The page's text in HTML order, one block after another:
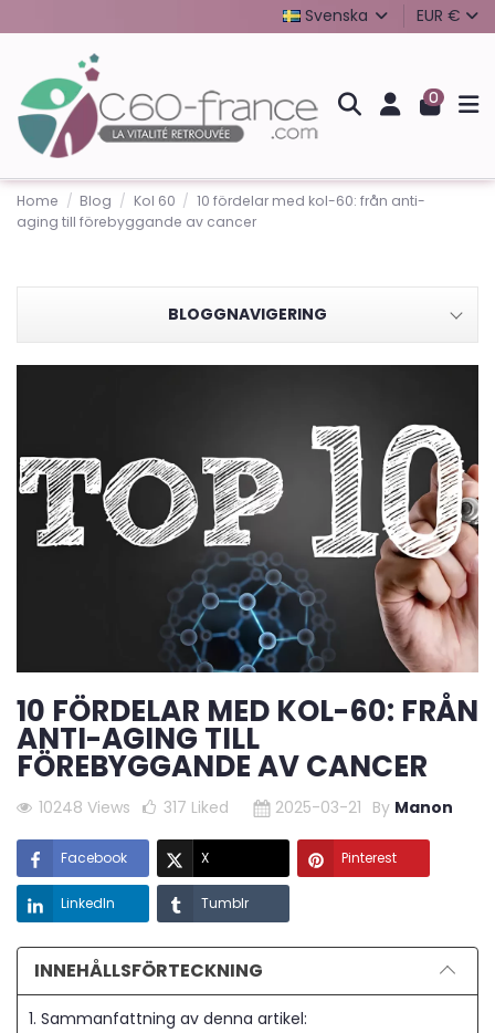
Svenska EUR €
0
Home Blog Kol 60
10 fördelar med kol-60: från anti-
aging till förebyggande av cancer
BLOGGNAVIGERING
10 FÖRDELAR MED KOL-60: FRÅN
ANTI-AGING TILL
FÖREBYGGANDE AV CANCER
10248 Views 317 Liked 2025-03-21 By Manon
Facebook X Pinterest
LinkedIn Tumblr
INNEHÅLLSFÖRTECKNING
1. Sammanfattning av denna artikel: